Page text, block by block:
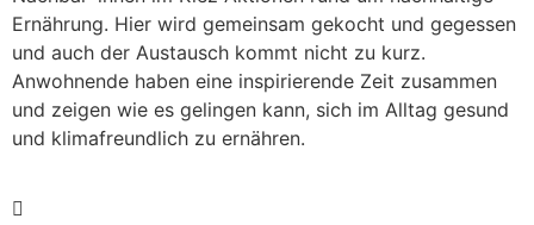
Ernährung. Hier wird gemeinsam gekocht und gegessen
und auch der Austausch kommt nicht zu kurz.
Anwohnende haben eine inspirierende Zeit zusammen
und zeigen wie es gelingen kann, sich im Alltag gesund
und klimafreundlich zu ernähren.